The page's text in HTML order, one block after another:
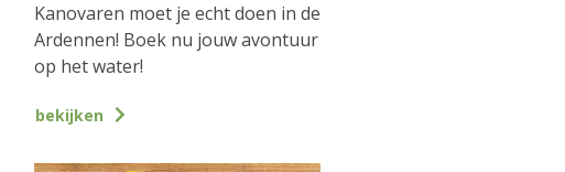
Kanovaren moet je echt doen in de
Ardennen! Boek nu jouw avontuur
op het water!
bekijken